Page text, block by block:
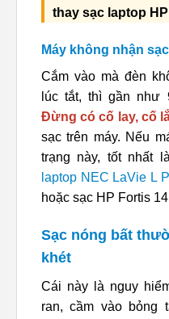
thay sạc laptop
Máy không nhận
Cắm vào mà đèn
lúc tắt, thì gần như
Đừng có cố lay, cố
sạc trên máy. Nếu
trạng này, tốt nhất
laptop NEC LaVie L
hoặc sạc HP Fortis
Sạc nóng bất
khét
Cái này là nguy
ran, cầm vào bỏng